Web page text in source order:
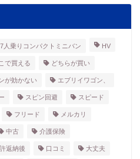
7人乗りコンパクトミニバン HV
で買える どちらが買い
が効かない エブリイワゴン、
スピン回避 スピード
フリード メルカリ
中古 介護保険
返納後 口コミ 大丈夫